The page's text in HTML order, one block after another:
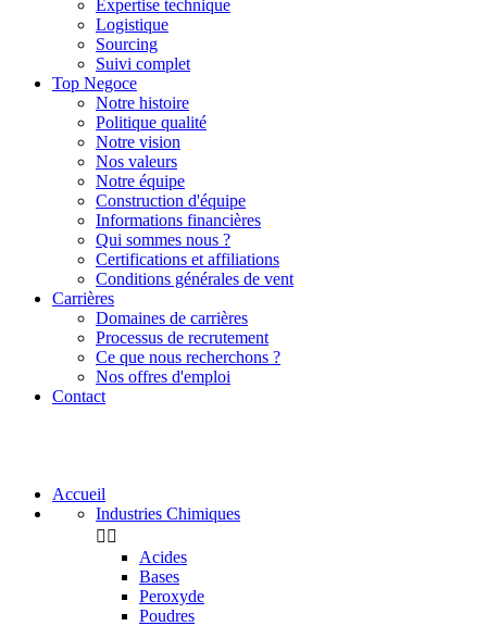
Expertise technique
Logistique
Sourcing
Suivi complet
Top Negoce
Notre histoire
Politique qualité
Notre vision
Nos valeurs
Notre équipe
Construction d'équipe
Informations financières
Qui sommes nous ?
Certifications et affiliations
Conditions générales de vent
Carrières
Domaines de carrières
Processus de recrutement
Ce que nous recherchons ?
Nos offres d'emploi
Contact
Accueil
Industries Chimiques
 
Acides
Bases
Peroxyde
Poudres